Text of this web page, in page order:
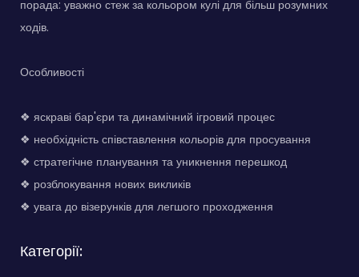
порада: уважно стеж за кольором кулі для більш розумних
ходів.
Особливості
❖ яскраві бар'єри та динамічний ігровий процес
❖ необхідність співставлення кольорів для просування
❖ стратегічне планування та уникнення перешкод
❖ розблокування нових викликів
❖ увага до візерунків для легшого проходження
Категорії: